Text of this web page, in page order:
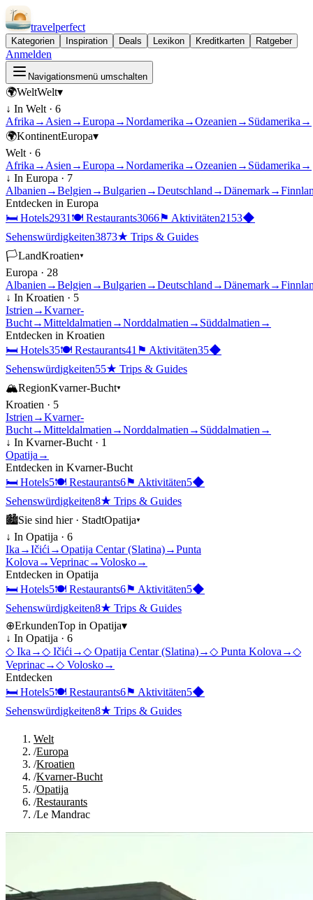
travelperfect
Kategorien Inspiration Deals Lexikon Kreditkarten Ratgeber
Anmelden
Navigationsmenü umschalten
🌍WeltWelt▾
↓ In Welt · 6
Afrika → Asien →Europa →Nordamerika →Ozeanien → Südamerika →
🌍KontinentEuropa▾
Welt · 6
Afrika → Asien →Europa →Nordamerika →Ozeanien → Südamerika →
↓ In Europa · 7
Albanien →Belgien →Bulgarien →Deutschland →Dänemark→
Entdecken in Europa
🛏 Hotels2931 🍽 Restaurants3066⚑ Aktivitäten2153◆
Sehenswürdigkeiten3873★ Trips & Guides
🏳LandKroatien▾
Europa · 28
Albanien →Belgien →Bulgarien →Deutschland →Dänemark→
↓ In Kroatien · 5
Istrien →Kvarner-
Bucht→Mitteldalmatien →Norddalmatien → Süddalmatien →
Entdecken in Kroatien
🛏 Hotels35🍽 Restaurants41 ⚑ Aktivitäten35◆
Sehenswürdigkeiten55★ Trips & Guides
🏔RegionKvarner-Bucht▾
Kroatien · 5
Istrien →Kvarner-
Bucht→Mitteldalmatien →Norddalmatien → Süddalmatien →
↓ In Kvarner-Bucht · 1
Opatija →
Entdecken in Kvarner-Bucht
🛏 Hotels5🍽 Restaurants6⚑ Aktivitäten5◆
Sehenswürdigkeiten8★ Trips & Guides
🏙Sie sind hier · StadtOpatija▾
↓ In Opatija · 6
Ika →Ičići →Opatija Centar (Slatina)→Punta
Kolova →Veprinac→Volosko→
Entdecken in Opatija
🛏 Hotels5🍽 Restaurants6⚑ Aktivitäten5◆
Sehenswürdigkeiten8★ Trips & Guides
⊕ErkundenTop in Opatija▾
↓ In Opatija · 6
◇ Ika →◇ Ičići →◇ Opatija Centar (Slatina)→◇ Punta Kolova →◇
Veprinac→◇ Volosko→
Entdecken
🛏 Hotels5🍽 Restaurants6⚑ Aktivitäten5◆
Sehenswürdigkeiten8★ Trips & Guides
Welt
/Europa
/Kroatien
/Kvarner-Bucht
/Opatija
/Restaurants
/Le Mandrac